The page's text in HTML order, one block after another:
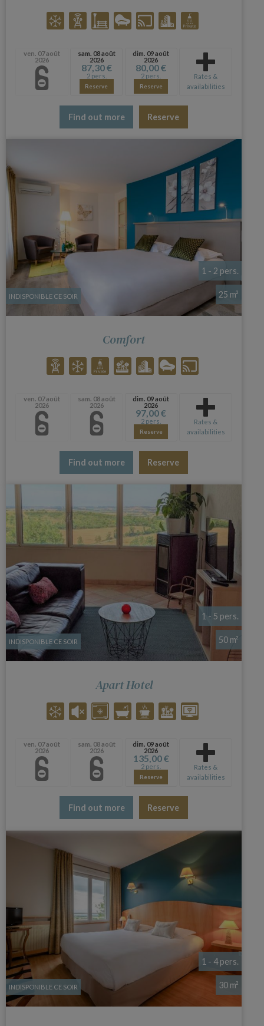
ven. 07 août
2026
sam. 08 août
2026
87,30 €
2 pers.
Reserve
dim. 09 août
2026
80,00 €
2 pers.
Reserve
Rates &
availabilities
Find out more Reserve
1 - 2 pers.
25 m²
INDISPONIBLE CE SOIR
Comfort
ven. 07 août
2026
sam. 08 août
2026
dim. 09 août
2026
97,00 €
2 pers.
Reserve
Rates &
availabilities
Find out more Reserve
1 - 4 pers.
30 m²
INDISPONIBLE CE SOIR
1 - 5 pers.
50 m²
INDISPONIBLE CE SOIR
Apart Hotel
ven. 07 août
2026
sam. 08 août
2026
dim. 09 août
2026
135,00 €
2 pers.
Reserve
Rates &
availabilities
Find out more Reserve